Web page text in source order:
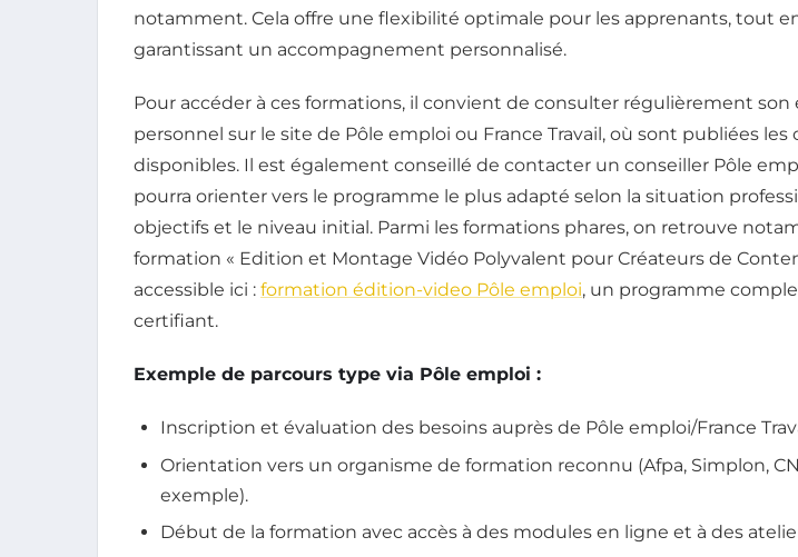
notamment. Cela offre une flexibilité optimale pour les apprenants, tout
garantissant un accompagnement personnalisé.
Pour accéder à ces formations, il convient de consulter régulièrement son
personnel sur le site de Pôle emploi ou France Travail, où sont publiées les
disponibles. Il est également conseillé de contacter un conseiller Pôle
pourra orienter vers le programme le plus adapté selon la situation
objectifs et le niveau initial. Parmi les formations phares, on retrouve
formation « Edition et Montage Vidéo Polyvalent pour Créateurs de
accessible ici : formation édition-video Pôle emploi, un programme
certifiant.
Exemple de parcours type via Pôle emploi :
Inscription et évaluation des besoins auprès de Pôle emploi/France
Orientation vers un organisme de formation reconnu (Afpa, Simplon,
exemple).
Début de la formation avec accès à des modules en ligne et à des